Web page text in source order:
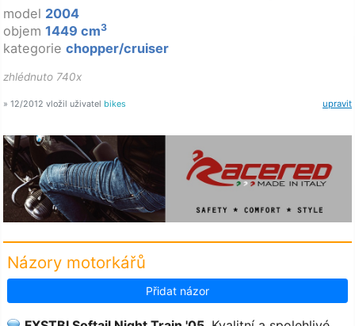
model 2004
objem 1449 cm3
kategorie chopper/cruiser
zhlédnuto 740x
upravit
» 12/2012 vložil uživatel bikes
Názory motorkářů
Přidat názor